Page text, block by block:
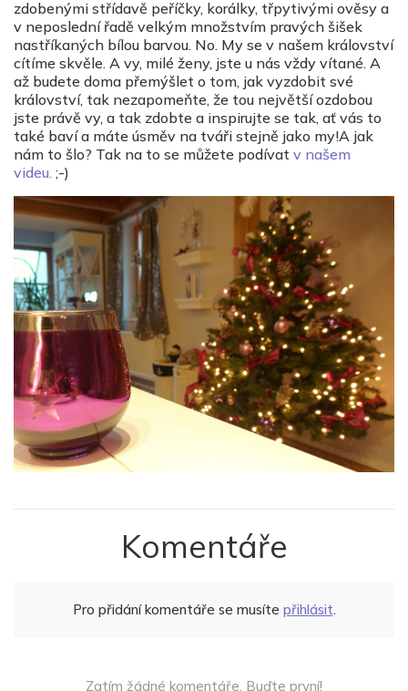
zdobenými střídavě peříčky, korálky, třpytivými ověsy a
v neposlední řadě velkým množstvím pravých šišek
nastříkaných bílou barvou. No. My se v našem království
cítíme skvěle. A vy, milé ženy, jste u nás vždy vítané. A
až budete doma přemýšlet o tom, jak vyzdobit své
království, tak nezapomeňte, že tou největší ozdobou
jste právě vy, a tak zdobte a inspirujte se tak, ať vás to
také baví a máte úsměv na tváři stejně jako my!A jak
nám to šlo? Tak na to se můžete podívat v našem
videu. ;-)
Komentáře
Pro přidání komentáře se musíte přihlásit.
Zatím žádné komentáře. Buďte první!